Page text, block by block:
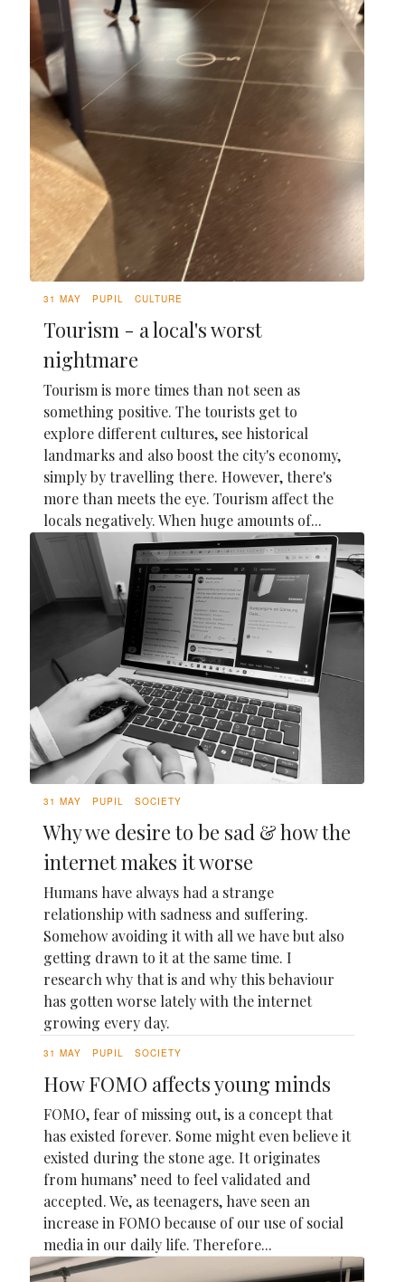
31 MAY PUPIL CULTURE
Tourism - a local's worst
nightmare
Tourism is more times than not seen as
something positive. The tourists get to
explore different cultures, see historical
landmarks and also boost the city's economy,
simply by travelling there. However, there's
more than meets the eye. Tourism affect the
locals negatively. When huge amounts of...
31 MAY PUPIL SOCIETY
Why we desire to be sad & how the
internet makes it worse
Humans have always had a strange
relationship with sadness and suffering.
Somehow avoiding it with all we have but also
getting drawn to it at the same time. I
research why that is and why this behaviour
has gotten worse lately with the internet
growing every day.
31 MAY PUPIL SOCIETY
How FOMO affects young minds
FOMO, fear of missing out, is a concept that
has existed forever. Some might even believe it
existed during the stone age. It originates
from humans’ need to feel validated and
accepted. We, as teenagers, have seen an
increase in FOMO because of our use of social
media in our daily life. Therefore...